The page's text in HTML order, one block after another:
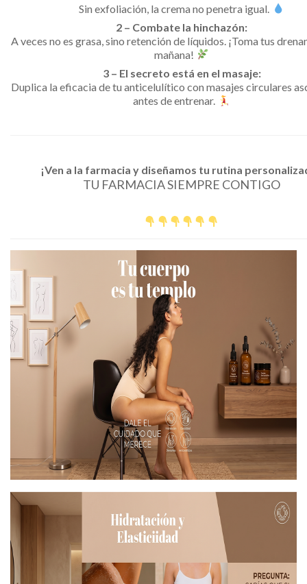
Sin exfoliación, la crema no penetra igual.
2 – Combate la hinchazón:
A veces no es grasa, sino retención de líquidos. ¡Toma tus
mañana!
3 – El secreto está en el masaje:
Duplica la eficacia de tu anticelulítico con masajes circulares
antes de entrenar.
¡Ven a la farmacia y diseñamos tu rutina
TU FARMACIA SIEMPRE CONTIGO